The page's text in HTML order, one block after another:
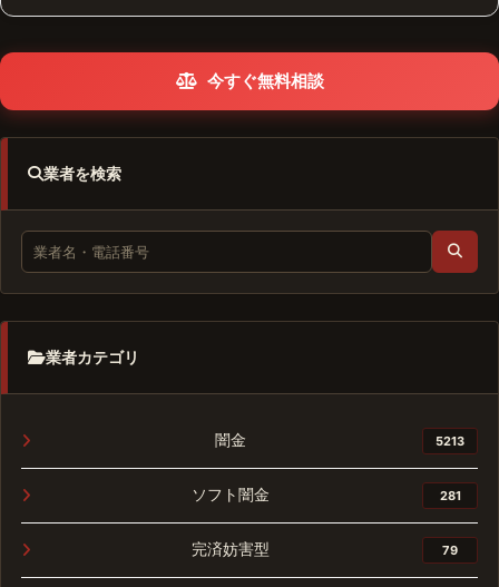
今すぐ無料相談
業者を検索
業者カテゴリ
闇金 5213
ソフト闇金 281
完済妨害型 79